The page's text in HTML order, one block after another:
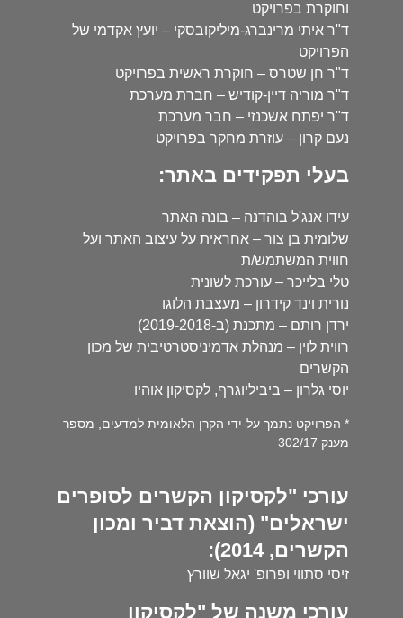
וחוקרת בפרויקט
ד"ר איתי מרינברג-מיליקובסקי – יועץ אקדמי של
הפרויקט
ד"ר חן שטרס – חוקרת ראשית בפרויקט
ד"ר מוריה דיין-קודיש – חברת מערכת
ד"ר יפתח אשכנזי – חבר מערכת
נעם קרון – עוזרת מחקר בפרויקט
בעלי תפקידים באתר:
עידו אנג'ל בוהדנה – בונה האתר
שלומית בן צור – אחראית על עיצוב האתר ועל
חווית המשתמש/ת
טלי בלייכר – עורכת לשונית
נורית וינד קידרון – מעצבת הלוגו
ירדן רותם – מתכנת (ב-2019-2018)
רווית לוין – מנהלת אדמיניסטרטיבית של מכון
הקשרים
יוסי גלרון – ביביליוגרף, לקסיקון אוהיו
* הפרויקט נתמך על-ידי הקרן הלאומית למדעים, מספר
מענק 302/17
עורכי "לקסיקון הקשרים לסופרים
ישראלים" (הוצאת דביר ומכון
הקשרים, 2014):
זיסי סתווי ופרופ' יגאל שוורץ
עורכי משנה של "לקסיקון